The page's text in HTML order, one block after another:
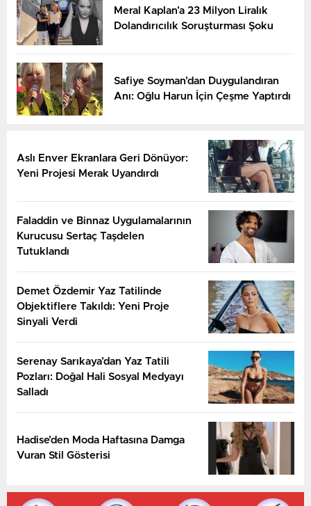
Meral Kaplan’a 23 Milyon Liralık
Dolandırıcılık Soruşturması Şoku
Safiye Soyman’dan Duygulandıran
Anı: Oğlu Harun İçin Çeşme Yaptırdı
Aslı Enver Ekranlara Geri Dönüyor:
Yeni Projesi Merak Uyandırdı
Faladdin ve Binnaz Uygulamalarının
Kurucusu Sertaç Taşdelen
Tutuklandı
Demet Özdemir Yaz Tatilinde
Objektiflere Takıldı: Yeni Proje
Sinyali Verdi
Serenay Sarıkaya’dan Yaz Tatili
Pozları: Doğal Hali Sosyal Medyayı
Salladı
Hadise’den Moda Haftasına Damga
Vuran Stil Gösterisi